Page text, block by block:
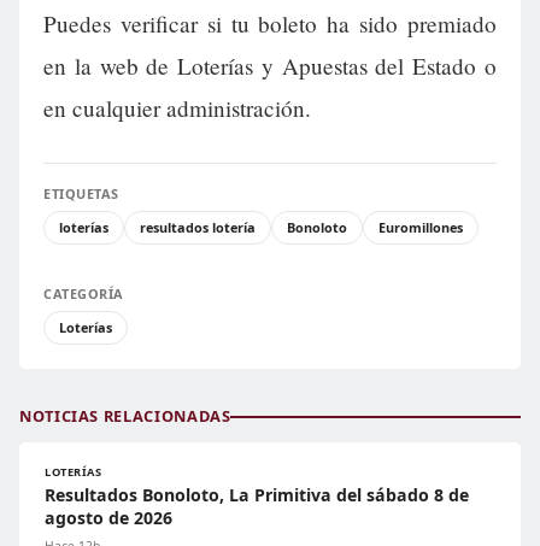
Puedes verificar si tu boleto ha sido premiado
en la web de Loterías y Apuestas del Estado o
en cualquier administración.
ETIQUETAS
loterías
resultados lotería Bonoloto Euromillones
CATEGORÍA
Loterías
NOTICIAS RELACIONADAS
LOTERÍAS
Resultados Bonoloto, La Primitiva del sábado 8 de
agosto de 2026